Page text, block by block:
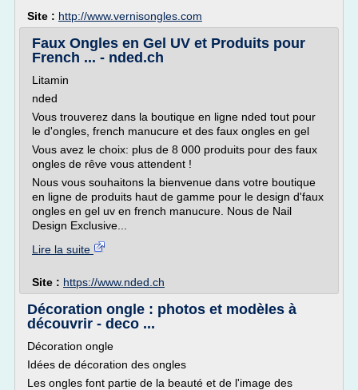
Site : http://www.vernisongles.com
Faux Ongles en Gel UV et Produits pour
French ... - nded.ch
Litamin
nded
Vous trouverez dans la boutique en ligne nded tout pour
le d'ongles, french manucure et des faux ongles en gel
Vous avez le choix: plus de 8 000 produits pour des faux
ongles de rêve vous attendent !
Nous vous souhaitons la bienvenue dans votre boutique
en ligne de produits haut de gamme pour le design d'faux
ongles en gel uv en french manucure. Nous de Nail
Design Exclusive...
Lire la suite
Site : https://www.nded.ch
Décoration ongle : photos et modèles à
découvrir - deco ...
Décoration ongle
Idées de décoration des ongles
Les ongles font partie de la beauté et de l'image des